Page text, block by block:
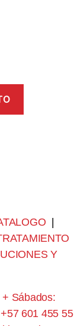
|
Y
Sábados:
601 455 55